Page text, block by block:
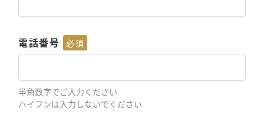
電話番号 必須
半角数字でご入力ください
ハイフンは入力しないでください